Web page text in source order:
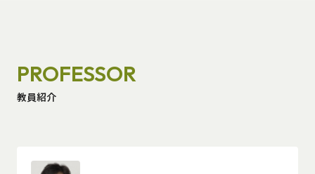
PROFESSOR
教員紹介